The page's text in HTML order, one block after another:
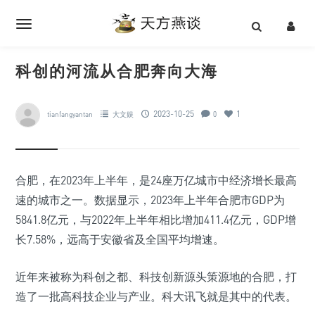
科创的河流从合肥奔向大海
tianfangyantan 大文娱 2023-10-25 0 1
合肥，在2023年上半年，是24座万亿城市中经济增长最高
速的城市之一。数据显示，2023年上半年合肥市GDP为
5841.8亿元，与2022年上半年相比增加411.4亿元，GDP增
长7.58%，远高于安徽省及全国平均增速。
近年来被称为科创之都、科技创新源头策源地的合肥，打
造了一批高科技企业与产业。科大讯飞就是其中的代表。